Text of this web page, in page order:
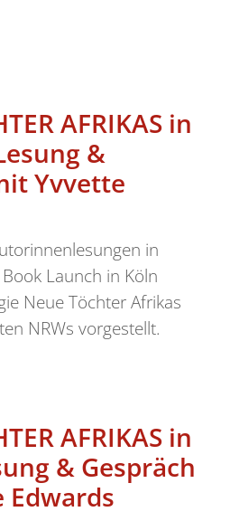
AFRIKAS in
&
Yvvette
in
Launch in Köln
Neue Töchter Afrikas
NRWs vorgestellt.
AFRIKAS in
& Gespräch